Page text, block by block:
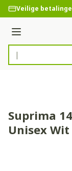
Ga naar de inhoud
Veilige
Menu
Product, merk,
Suprima
Unisex Wit